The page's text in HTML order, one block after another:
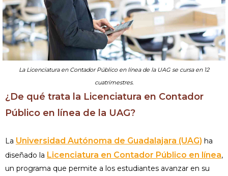
La Licenciatura en Contador Público en línea de la UAG se cursa en 12
cuatrimestres.
¿De qué trata la Licenciatura en Contador
Público en línea de la UAG?
La Universidad Autónoma de Guadalajara (UAG) ha
diseñado la Licenciatura en Contador Público en línea,
un programa que permite a los estudiantes avanzar en su